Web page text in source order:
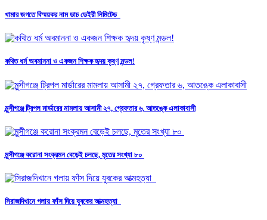
খামার জগতে বিস্ময়কর নাম ডাচ ডেইরী লিমিটেড
কথিত ধর্ম অবমাননা ও একজন শিক্ষক হৃদয় কৃষ্ণ মন্ডল!
মুন্সীগঞ্জে ট্রিপল মার্ডারের মামলায় আসামী ২৭, গ্রেফতার ৬, আতঙ্কে এলাকাবাসী
মুন্সীগঞ্জে করোনা সংক্রমন বেড়েই চলছে, মৃতের সংখ্যা ৮০
সিরাজদিখানে গলায় ফাঁস দিয়ে যুবকের আত্মহত্যা